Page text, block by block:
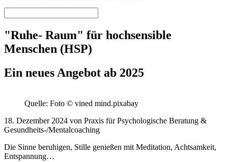
"Ruhe- Raum" für hochsensible
Menschen (HSP)
Ein neues Angebot ab 2025
Quelle: Foto © vined mind.pixabay
18. Dezember 2024 von Praxis für Psychologische Beratung &
Gesundheits-/Mentalcoaching
Die Sinne beruhigen, Stille genießen mit Meditation, Achtsamkeit,
Entspannung…